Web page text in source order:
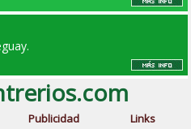
Publicidad Links